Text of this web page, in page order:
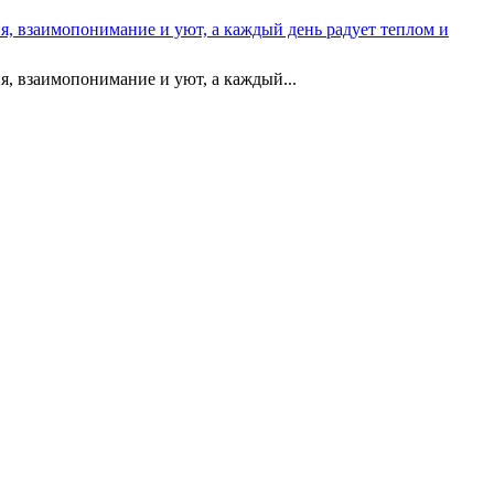
взаимопонимание и уют, а каждый день радует теплом и
взаимопонимание и уют, а каждый...